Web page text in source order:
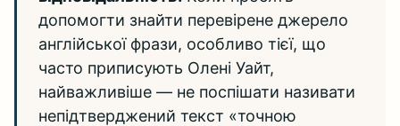
допомогти знайти перевірене джерело
англійської фрази, особливо тієї, що
часто приписують Олені Уайт,
найважливіше — не поспішати називати
непідтверджений текст «точною